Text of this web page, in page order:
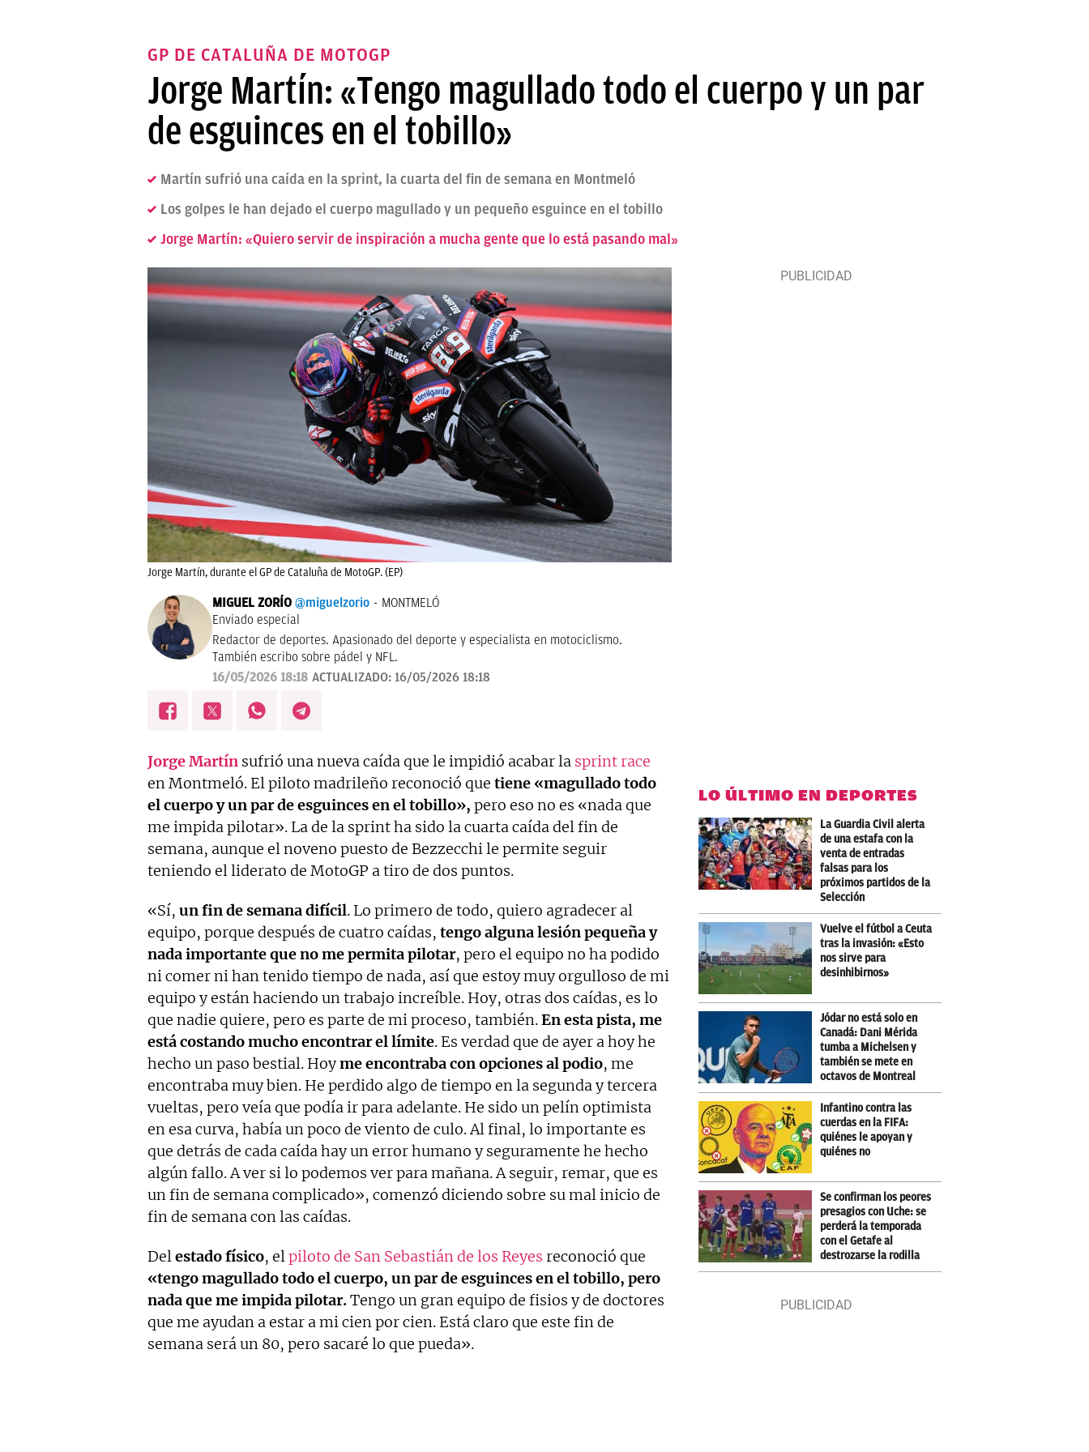
GP DE CATALUÑA DE MOTOGP
Jorge Martín: «Tengo magullado todo el cuerpo y un par
de esguinces en el tobillo»
Martín sufrió una caída en la sprint, la cuarta del fin de semana en Montmeló
Los golpes le han dejado el cuerpo magullado y un pequeño esguince en el tobillo
Jorge Martín: «Quiero servir de inspiración a mucha gente que lo está pasando mal»
Jorge Martín, durante el GP de Cataluña de MotoGP. (EP)
MIGUEL ZORÍO @miguelzorio
MONTMELÓ
Enviado especial
Redactor de deportes. Apasionado del deporte y especialista en motociclismo.
También escribo sobre pádel y NFL.
16/05/2026 18:18 ACTUALIZADO: 16/05/2026 18:18
Jorge Martín sufrió una nueva caída que le impidió acabar la sprint race
en Montmeló. El piloto madrileño reconoció que tiene «magullado todo
el cuerpo y un par de esguinces en el tobillo», pero eso no es «nada que
me impida pilotar». La de la sprint ha sido la cuarta caída del fin de
semana, aunque el noveno puesto de Bezzecchi le permite seguir
teniendo el liderato de MotoGP a tiro de dos puntos.
«Sí, un fin de semana difícil. Lo primero de todo, quiero agradecer al
equipo, porque después de cuatro caídas, tengo alguna lesión pequeña y
nada importante que no me permita pilotar, pero el equipo no ha podido
ni comer ni han tenido tiempo de nada, así que estoy muy orgulloso de mi
equipo y están haciendo un trabajo increíble. Hoy, otras dos caídas, es lo
que nadie quiere, pero es parte de mi proceso, también.En esta pista, me
está costando mucho encontrar el límite. Es verdad que de ayer a hoy he
hecho un paso bestial. Hoyme encontraba con opciones al podio, me
encontraba muy bien. He perdido algo de tiempo en la segunda y tercera
vueltas, pero veía que podía ir para adelante. He sido un pelín optimista
en esa curva, había un poco de viento de culo. Al final, lo importante es
que detrás de cada caída hay un error humano y seguramente he hecho
algún fallo. A ver si lo podemos ver para mañana. A seguir, remar, que es
un fin de semana complicado», comenzó diciendo sobre su mal inicio de
fin de semana con las caídas.
Delestado físico, elpiloto de San Sebastián de los Reyes reconoció que
«tengo magullado todo el cuerpo, un par de esguinces en el tobillo, pero
nada que me impida pilotar.Tengo un gran equipo de fisios y de doctores
que me ayudan a estar a mi cien por cien. Está claro que este fin de
semana será un 80, pero sacaré lo que pueda».
LO ÚLTIMO EN DEPORTES
La Guardia Civil alerta
de una estafa con la
venta de entradas
falsas para los
próximos partidos de la
Selección
Vuelve el fútbol a Ceuta
tras la invasión: «Esto
nos sirve para
desinhibirnos»
Jódar no está solo en
Canadá: Dani Mérida
tumba a Michelsen y
también se mete en
octavos de Montreal
Infantino contra las
cuerdas en la FIFA:
quiénes le apoyan y
quiénes no
Se confirman los peores
presagios con Uche: se
perderá la temporada
con el Getafe al
destrozarse la rodilla